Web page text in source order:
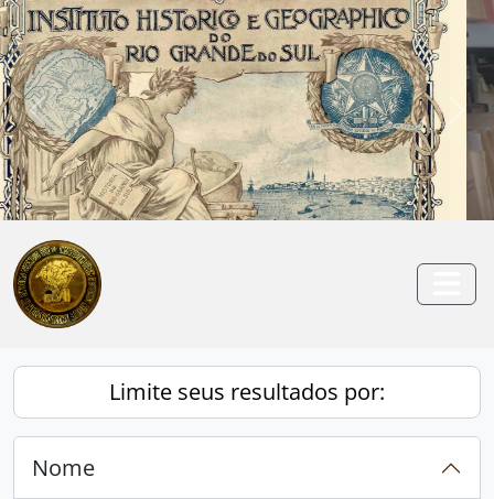
Skip to main content
Anterior
Limite seus resultados por:
Nome